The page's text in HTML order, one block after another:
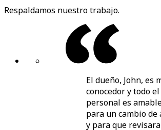
Respaldamos nuestro trabajo.
El dueño, John, es
conocedor y todo el
personal es
para un cambio de
y para que